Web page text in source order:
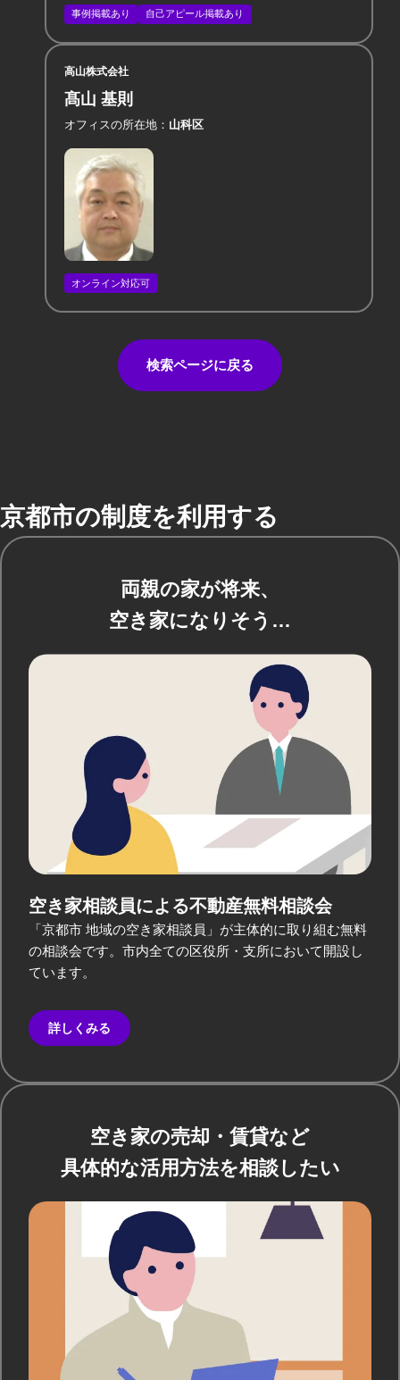
事例掲載あり 自己アピール掲載あり
高山株式会社
髙山 基則
オフィスの所在地 山科区
オンライン対応可
検索ページに戻る
京都市の制度を利用する
両親の家が将来、
空き家になりそう…
空き家相談員による不動産無料相談会
「京都市 地域の空き家相談員」が主体的に取り組む無料
の相談会です。市内全ての区役所・支所において開設し
ています。
詳しくみる
空き家の売却・賃貸など
具体的な活用方法を相談したい